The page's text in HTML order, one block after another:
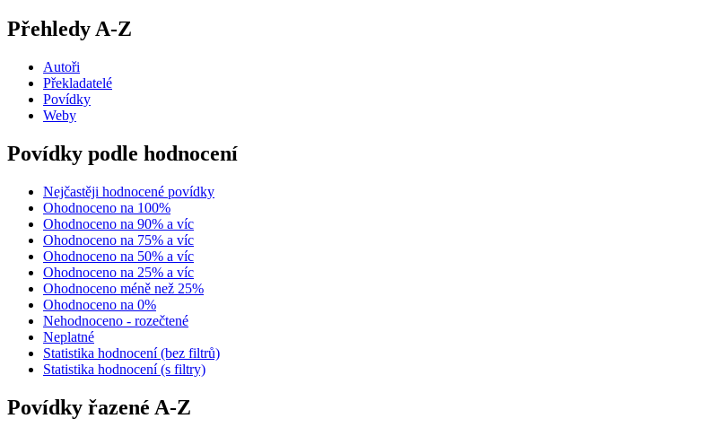
Přehledy A-Z
Autoři
Překladatelé
Povídky
Weby
Povídky podle hodnocení
Nejčastěji hodnocené povídky
Ohodnoceno na 100%
Ohodnoceno na 90% a víc
Ohodnoceno na 75% a víc
Ohodnoceno na 50% a víc
Ohodnoceno na 25% a víc
Ohodnoceno méně než 25%
Ohodnoceno na 0%
Nehodnoceno - rozečtené
Neplatné
Statistika hodnocení (bez filtrů)
Statistika hodnocení (s filtry)
Povídky řazené A-Z